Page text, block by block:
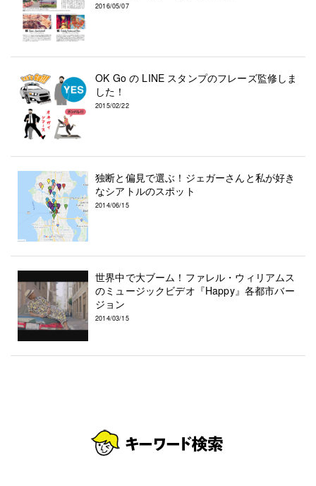
2016/05/07
OK Go の LINE スタンプのフレーズ監修しま
した！
2015/02/22
独断と偏見で選ぶ！ジェガーさんと私が好き
なシアトルのスポット
2014/06/15
世界中で大ブーム！ファレル・ウィリアムス
のミュージックビデオ『Happy』各都市バー
ジョン
2014/03/15